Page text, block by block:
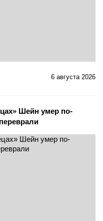
6 августа 2026
Шейн умер по-